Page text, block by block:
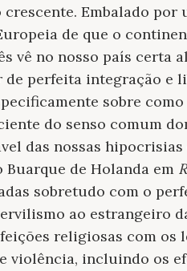
Embalado por
de que o
vê no nosso país certa
perfeita integração e
sobre
do senso comum
das nossas
de Holanda em
sobretudo com o
ao estrangeiro
religiosas com
violência, incluindo os